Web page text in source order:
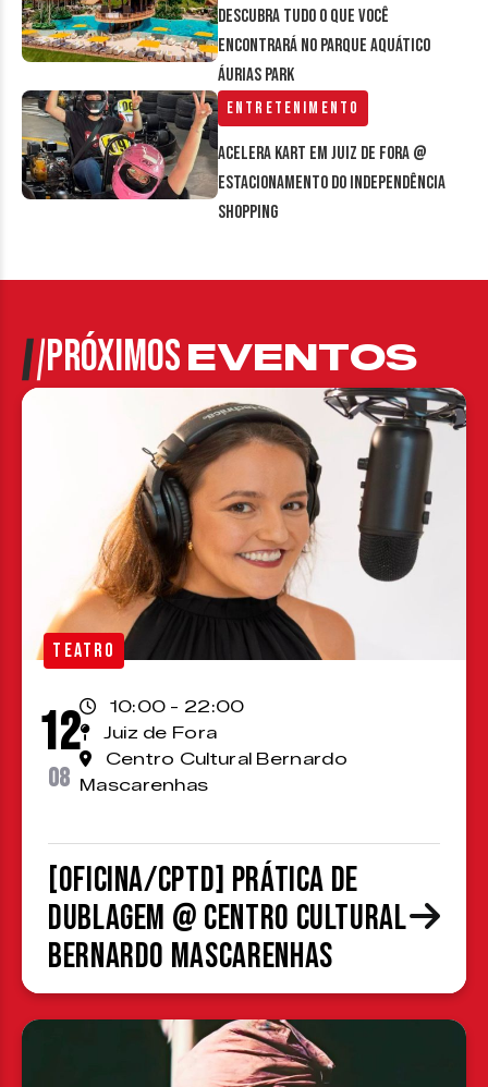
Descubra tudo o que você
encontrará no parque aquático
Áurias Park
Entretenimento
Acelera Kart em Juiz de Fora @
estacionamento do Independência
Shopping
PRÓXIMOSEVENTOS
TEATRO
12
08
10:00 - 22:00
Juiz de Fora
Centro Cultural Bernardo
Mascarenhas
[OFICINA/CPTD] Prática de
Dublagem @ Centro Cultural
Bernardo Mascarenhas